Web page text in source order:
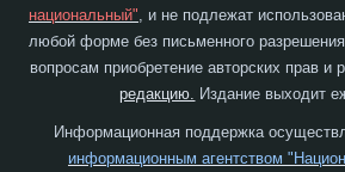
национальный", и не подлежат
любой форме без письменного
вопросам приобретение авторских прав и
редакцию. Издание выходит
Информационная поддержка
информационным агентством